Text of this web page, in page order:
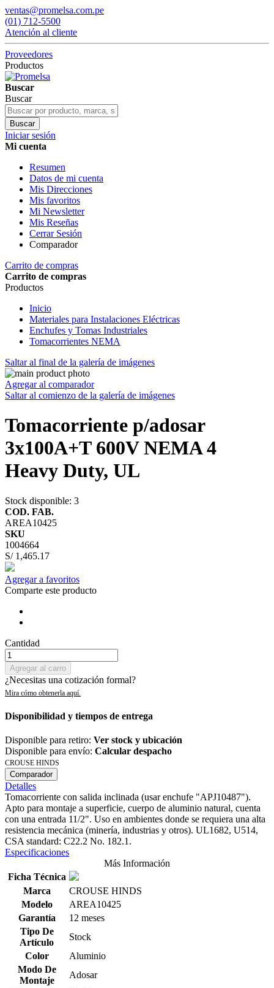
ventas@promelsa.com.pe
(01) 712-5500
Atención al cliente
Proveedores
Productos
Buscar
Buscar
Buscar
Iniciar sesión
Mi cuenta
Resumen
Datos de mi cuenta
Mis Direcciones
Mis favoritos
Mi Newsletter
Mis Reseñas
Cerrar Sesión
Comparador
Carrito de compras
Carrito de compras
Productos
Inicio
Materiales para Instalaciones Eléctricas
Enchufes y Tomas Industriales
Tomacorrientes NEMA
Saltar al final de la galería de imágenes
Agregar al comparador
Saltar al comienzo de la galería de imágenes
Tomacorriente p/adosar
3x100A+T 600V NEMA 4
Heavy Duty, UL
Stock disponible: 3
COD. FAB.
AREA10425
SKU
1004664
S/ 1,465.17
Agregar a favoritos
Comparte este producto
Cantidad
Agregar al carro
¿Necesitas una cotización formal?
Disponibilidad y tiempos de entrega
Disponible para retiro: Ver stock y ubicación
Disponible para envío: Calcular despacho
CROUSE HINDS
Comparador
Detalles
Tomacorriente con salida inclinada (usar enchufe "APJ10487").
Apto para montaje a superficie, cuerpo de aluminio natural, cuenta
con una entrada 11/2". Uso en ambientes donde se requiera una alta
resistencia mecánica (minería, industrias y otros). UL1682, U514,
CSA standard: C22.2 No. 182.1.
Especificaciones
Más Información
Ficha Técnica
Marca
CROUSE HINDS
Modelo
AREA10425
Garantía
12 meses
Tipo De
Artículo
Stock
Color
Aluminio
Modo De
Montaje
Adosar